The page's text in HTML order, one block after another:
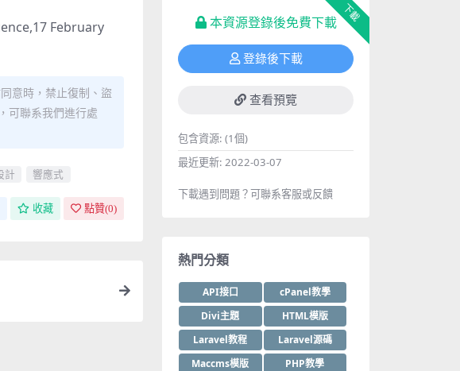
February
意時，禁止復制、盜
可聯系我們進行處
計 響應式
收藏 點贊(0)
下載
本資源登錄後免費下載
登錄後下載
查看預覽
包含資源: (1個)
最近更新: 2022-03-07
下載遇到問題？可聯系客服或反饋
熱門分類
API接口
cPanel教學
Divi主題
HTML模版
Laravel教程
Laravel源碼
Maccms模版
PHP教學